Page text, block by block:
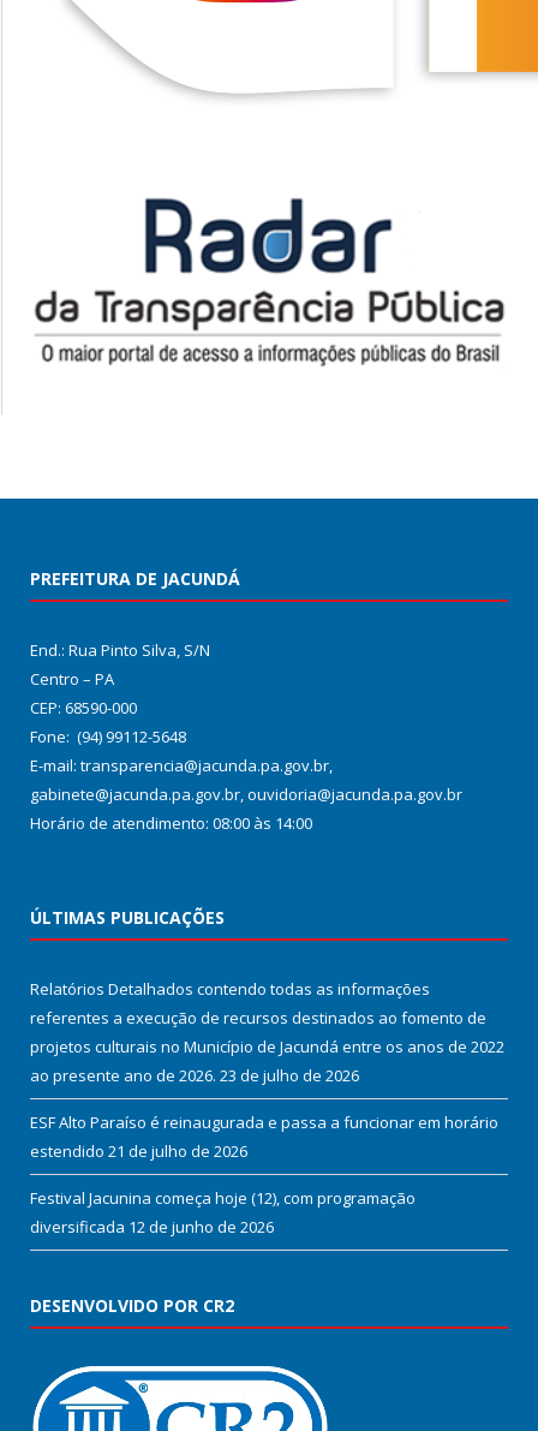
PREFEITURA DE JACUNDÁ
End.: Rua Pinto Silva, S/N
Centro – PA
CEP: 68590-000
Fone: (94) 99112-5648
E-mail: transparencia@jacunda.pa.gov.br,
gabinete@jacunda.pa.gov.br, ouvidoria@jacunda.pa.gov.br
Horário de atendimento: 08:00 às 14:00
ÚLTIMAS PUBLICAÇÕES
Relatórios Detalhados contendo todas as informações
referentes a execução de recursos destinados ao fomento de
projetos culturais no Município de Jacundá entre os anos de 2022
ao presente ano de 2026. 23 de julho de 2026
ESF Alto Paraíso é reinaugurada e passa a funcionar em horário
estendido 21 de julho de 2026
Festival Jacunina começa hoje (12), com programação
diversificada 12 de junho de 2026
DESENVOLVIDO POR CR2